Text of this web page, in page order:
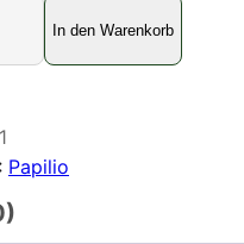
In den Warenkorb
Papilio